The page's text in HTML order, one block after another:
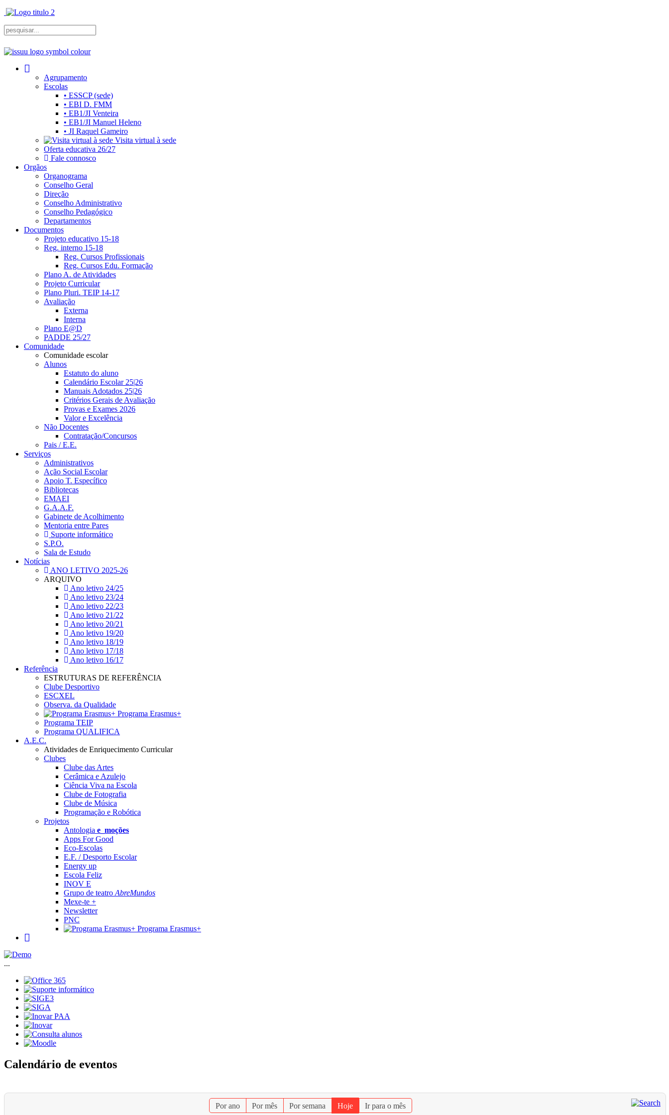
Agrupamento
Escolas
• ESSCP (sede)
• EBI D. FMM
• EB1/JI Venteira
• EB1/JI Manuel Heleno
• JI Raquel Gameiro
Visita virtual à sede
Oferta educativa 26/27
Fale connosco
Orgãos
Organograma
Conselho Geral
Direção
Conselho Administrativo
Conselho Pedagógico
Departamentos
Documentos
Projeto educativo 15-18
Reg. interno 15-18
Reg. Cursos Profissionais
Reg. Cursos Edu. Formação
Plano A. de Atividades
Projeto Curricular
Plano Pluri. TEIP 14-17
Avaliação
Externa
Interna
Plano E@D
PADDE 25/27
Comunidade
Comunidade escolar
Alunos
Estatuto do aluno
Calendário Escolar 25|26
Manuais Adotados 25|26
Critérios Gerais de Avaliação
Provas e Exames 2026
Valor e Excelência
Não Docentes
Contratação/Concursos
Pais / E.E.
Serviços
Administrativos
Ação Social Escolar
Apoio T. Específico
Bibliotecas
EMAEI
G.A.A.F.
Gabinete de Acolhimento
Mentoria entre Pares
Suporte informático
S.P.O.
Sala de Estudo
Notícias
ANO LETIVO 2025-26
ARQUIVO
Ano letivo 24/25
Ano letivo 23/24
Ano letivo 22/23
Ano letivo 21/22
Ano letivo 20/21
Ano letivo 19/20
Ano letivo 18/19
Ano letivo 17/18
Ano letivo 16/17
Referência
ESTRUTURAS DE REFERÊNCIA
Clube Desportivo
ESCXEL
Observa. da Qualidade
Programa Erasmus+
Programa TEIP
Programa QUALIFICA
A.E.C.
Atividades de Enriquecimento Curricular
Clubes
Clube das Artes
Cerâmica e Azulejo
Ciência Viva na Escola
Clube de Fotografia
Clube de Música
Programação e Robótica
Projetos
Antologia e_moções
Apps For Good
Eco-Escolas
E.F. / Desporto Escolar
Energy up
Escola Feliz
INOV E
Grupo de teatro AbreMundos
Mexe-te +
Newsletter
PNC
Programa Erasmus+
...
Calendário de eventos
Por ano Por mês Por semana Hoje Ir para o mês